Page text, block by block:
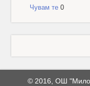
Чувам те 0
© 2016, ОШ